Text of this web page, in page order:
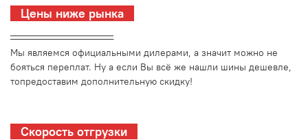
Цены ниже рынка
_________________________
Мы являемся официальными дилерами, а значит можно не
бояться переплат. Ну а если Вы всё же нашли шины дешевле,
топредоставим дополнительную скидку!
Скорость отгрузки